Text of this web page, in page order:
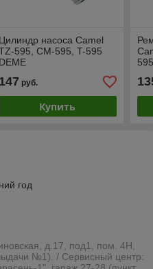
Цилиндр насоса Camel
595, CM-595, T-595
DEME
147 руб.
Купить
год
д.17, под1, пом. 4Н,
№1). / Сервисный центр: